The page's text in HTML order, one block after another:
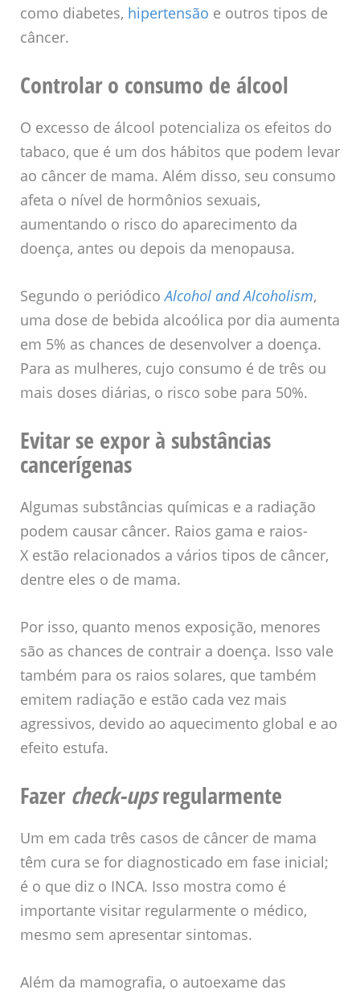
como diabetes, hipertensão e outros tipos de
câncer.
Controlar o consumo de álcool
O excesso de álcool potencializa os efeitos do
tabaco, que é um dos hábitos que podem levar
ao câncer de mama. Além disso, seu consumo
afeta o nível de hormônios sexuais,
aumentando o risco do aparecimento da
doença, antes ou depois da menopausa.
Segundo o periódicoAlcohol and Alcoholism,
uma dose de bebida alcoólica por dia aumenta
em 5% as chances de desenvolver a doença.
Para as mulheres, cujo consumo é de três ou
mais doses diárias, o risco sobe para 50%.
Evitar se expor à substâncias
cancerígenas
Algumas substâncias químicas e a radiação
podem causar câncer. Raios gama e raios-
X estão relacionados a vários tipos de câncer,
dentre eles o de mama.
Por isso, quanto menos exposição, menores
são as chances de contrair a doença. Isso vale
também para os raios solares, que também
emitem radiação e estão cada vez mais
agressivos, devido ao aquecimento global e ao
efeito estufa.
Fazer check-upsregularmente
Um em cada três casos de câncer de mama
têm cura se for diagnosticado em fase inicial;
é o que diz o INCA. Isso mostra como é
importante visitar regularmente o médico,
mesmo sem apresentar sintomas.
Além da mamografia, o autoexame das